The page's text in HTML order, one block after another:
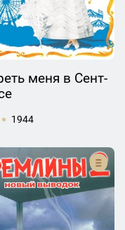
меня в Сент-
1944